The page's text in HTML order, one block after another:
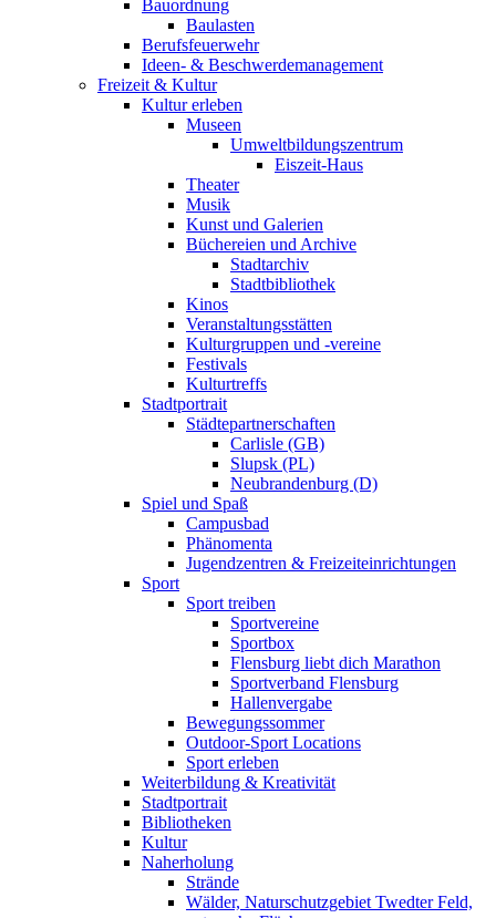
Bauordnung
Baulasten
Berufsfeuerwehr
Ideen- & Beschwerdemanagement
Freizeit & Kultur
Kultur erleben
Museen
Umweltbildungszentrum
Eiszeit-Haus
Theater
Musik
Kunst und Galerien
Büchereien und Archive
Stadtarchiv
Stadtbibliothek
Kinos
Veranstaltungsstätten
Kulturgruppen und -vereine
Festivals
Kulturtreffs
Stadtportrait
Städtepartnerschaften
Carlisle (GB)
Slupsk (PL)
Neubrandenburg (D)
Spiel und Spaß
Campusbad
Phänomenta
Jugendzentren & Freizeiteinrichtungen
Sport
Sport treiben
Sportvereine
Sportbox
Flensburg liebt dich Marathon
Sportverband Flensburg
Hallenvergabe
Bewegungssommer
Outdoor-Sport Locations
Sport erleben
Weiterbildung & Kreativität
Stadtportrait
Bibliotheken
Kultur
Naherholung
Strände
Wälder, Naturschutzgebiet Twedter Feld,